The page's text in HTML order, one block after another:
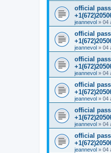
official
jeannevol » 04
official
jeannevol » 04
official
jeannevol » 04
official
jeannevol » 04
official
jeannevol » 04
official
jeannevol » 04